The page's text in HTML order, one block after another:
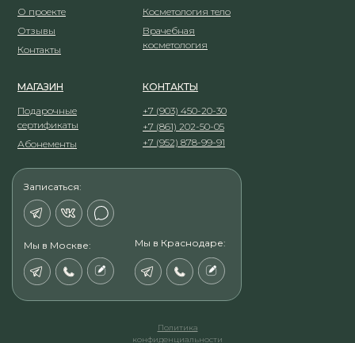
КОНТАКТЫ
+7 (903) 450-20-30
+7 (861) 202-50-05
+7 (952) 878-99-91
О проекте
Отзывы
Контакты
МАГАЗИН
Подарочные
сертификаты
Абонементы
Косметология тело
Врачебная
косметология
Политика
конфиденциальности
Записаться:
Мы в Краснодаре:
Мы в Москве: